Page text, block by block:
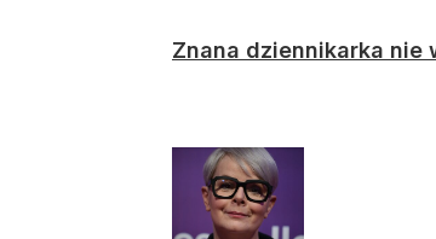
Znana dziennikarka nie